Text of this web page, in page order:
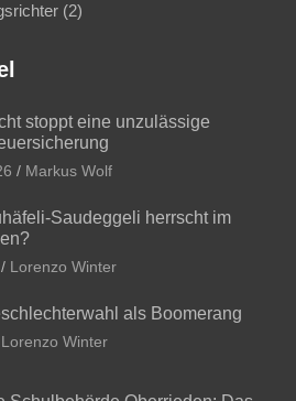
(2)
stoppt eine unzulässige
Markus Wolf
Saudeggeli herrscht im
Lorenzo Winter
als Boomerang
Lorenzo Winter